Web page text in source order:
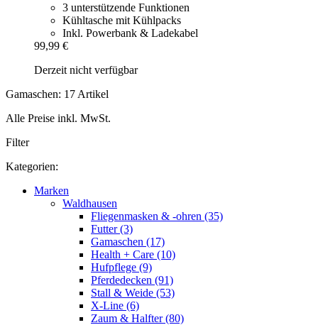
3 unterstützende Funktionen
Kühltasche mit Kühlpacks
Inkl. Powerbank & Ladekabel
99,99 €
Derzeit nicht verfügbar
Gamaschen: 17 Artikel
Alle Preise inkl. MwSt.
Filter
Kategorien:
Marken
Waldhausen
Fliegenmasken & -ohren (35)
Futter (3)
Gamaschen (17)
Health + Care (10)
Hufpflege (9)
Pferdedecken (91)
Stall & Weide (53)
X-Line (6)
Zaum & Halfter (80)